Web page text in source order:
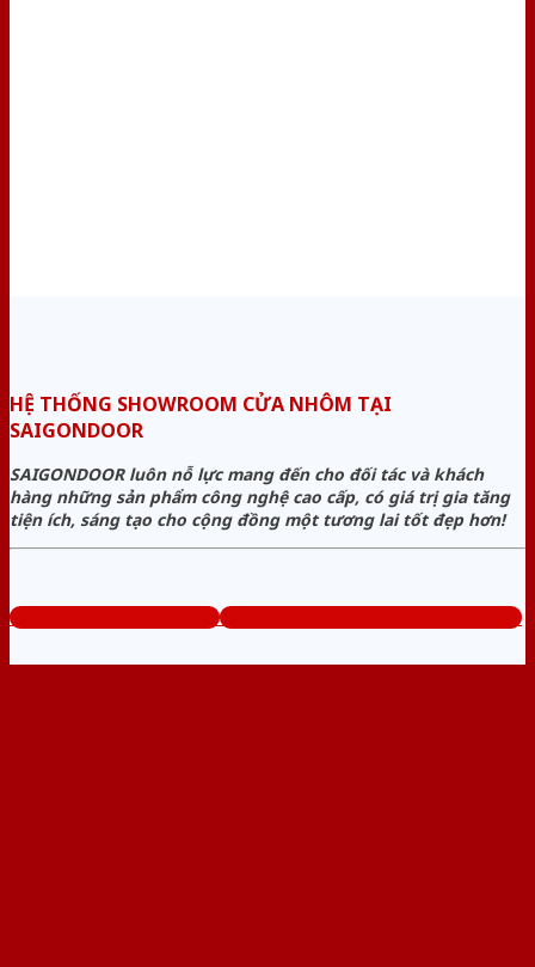
HỆ THỐNG SHOWROOM CỬA NHÔM TẠI
SAIGONDOOR
SAIGONDOOR luôn nỗ lực mang đến cho đối tác và khách
hàng những sản phẩm công nghệ cao cấp, có giá trị gia tăng
tiện ích, sáng tạo cho cộng đồng một tương lai tốt đẹp hơn!
www.baogiacuanhom.com Tổng đài tư vấn miễn phí: 0824.400.400